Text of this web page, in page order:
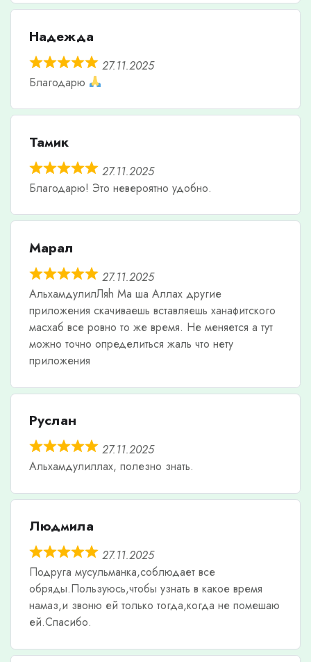
Надежда
27.11.2025
Благодарю
Тамик
27.11.2025
Благодарю! Это невероятно удобно.
Марал
27.11.2025
АльхамдулилЛяh Ма ша Аллах другие
приложения скачиваешь вставляешь ханафитского
масхаб все ровно то же время. Не меняется а тут
можно точно определиться жаль что нету
приложения
Руслан
27.11.2025
Альхамдулиллах, полезно знать.
Людмила
27.11.2025
Подруга мусульманка,соблюдает все
обряды.Пользуюсь,чтобы узнать в какое время
намаз,и звоню ей только тогда,когда не помешаю
ей.Спасибо.